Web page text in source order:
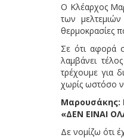
Ο Κλέαρχος
των
θερμοκρασίες
Σε ότι αφορά
λαμβάνει
τρέχουμε για
χωρίς ωστόσο
Μαρουσάκης:
«ΔΕΝ ΕΙΝΑΙ
Δε νομίζω ότι